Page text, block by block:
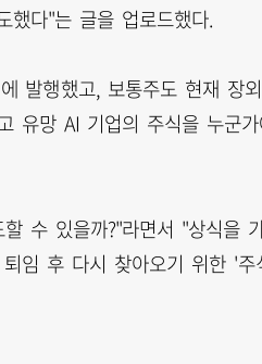
다"는 글을 업로드했다.
발행했고, 보통주도 현재 장
유망 AI 기업의 주식을 누군
수 있을까?"라면서 "상식을
임 후 다시 찾아오기 위한 '